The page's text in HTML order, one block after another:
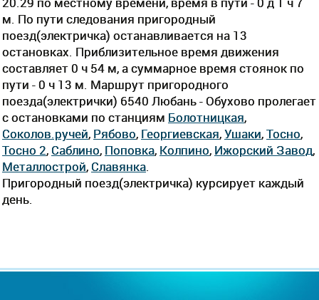
м. По пути следования пригородный
поезд(электричка) останавливается на 13
остановках. Приблизительное время движения
составляет 0 ч 54 м, а суммарное время стоянок по
пути - 0 ч 13 м. Маршрут пригородного
поезда(электрички) 6540 Любань - Обухово пролегает
c остановками по станциям Болотницкая,
Соколов.ручей, Рябово, Георгиевская,Ушаки,Тосно,
Тосно 2, Саблино, Поповка, Колпино, Ижорский Завод,
Металлострой, Славянка
Пригородный поезд(электричка) курсирует каждый
день.